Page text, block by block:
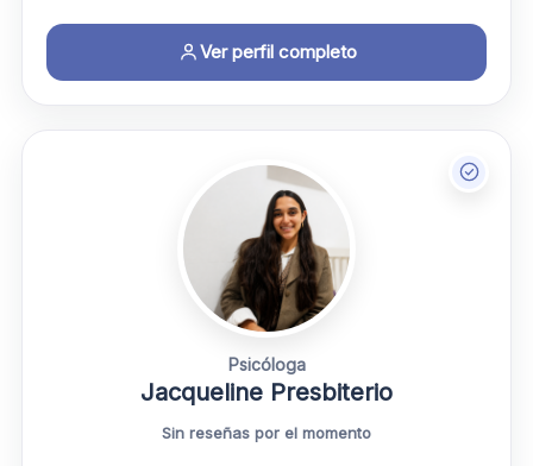
Ver perfil completo
Psicóloga
Jacqueline Presbiterio
Sin reseñas por el momento